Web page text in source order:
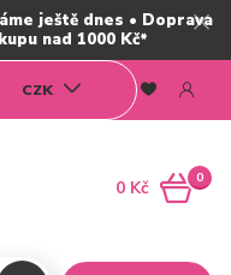
ještě dnes • Doprava
nad 1000 Kč*
CZK
0
0 Kč